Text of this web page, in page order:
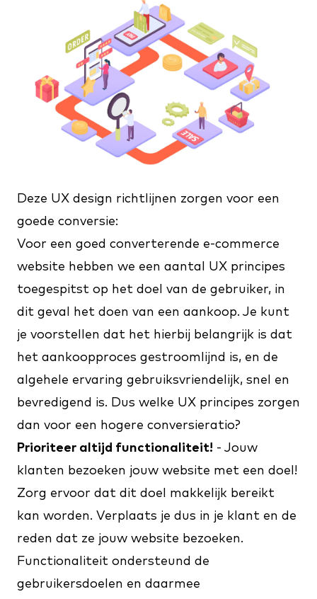
Deze UX design richtlijnen zorgen voor een
goede conversie:
Voor een goed converterende e-commerce
website hebben we een aantal UX principes
toegespitst op het doel van de gebruiker, in
dit geval het doen van een aankoop. Je kunt
je voorstellen dat het hierbij belangrijk is dat
het aankoopproces gestroomlijnd is, en de
algehele ervaring gebruiksvriendelijk, snel en
bevredigend is. Dus welke UX principes zorgen
dan voor een hogere conversieratio?
Prioriteer altijd functionaliteit! - Jouw
klanten bezoeken jouw website met een doel!
Zorg ervoor dat dit doel makkelijk bereikt
kan worden. Verplaats je dus in je klant en de
reden dat ze jouw website bezoeken.
Functionaliteit ondersteund de
gebruikersdoelen en daarmee